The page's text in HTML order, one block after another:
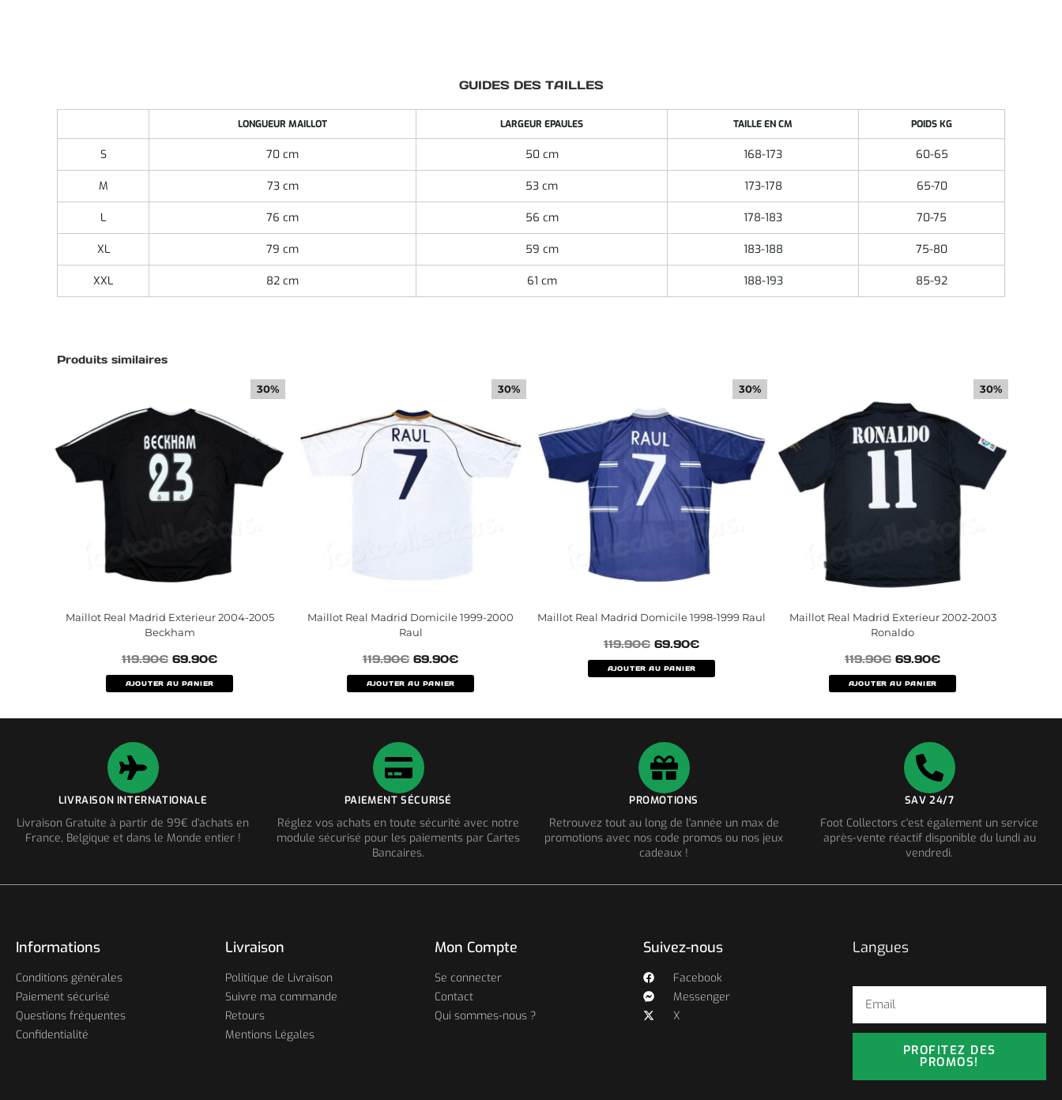
GUIDES DES TAILLES
LONGUEUR MAILLOT LARGEUR EPAULES TAILLE EN CM POIDS KG
S 70 cm 50 cm 168-173 60-65
M 73 cm 53 cm 173-178 65-70
L 76 cm 56 cm 178-183 70-75
XL 79 cm 59 cm 183-188 75-80
XXL 82 cm 61 cm 188-193 85-92
Produits similaires
30%
Maillot Real Madrid Exterieur 2004-2005
Beckham
119.90€ 69.90€
AJOUTER AU PANIER
30%
Maillot Real Madrid Domicile 1999-2000
Raul
119.90€ 69.90€
AJOUTER AU PANIER
30%
Maillot Real Madrid Domicile 1998-1999 Raul
119.90€ 69.90€
AJOUTER AU PANIER
30%
Maillot Real Madrid Exterieur 2002-2003
Ronaldo
119.90€ 69.90€
AJOUTER AU PANIER
LIVRAISON INTERNATIONALE
Livraison Gratuite à partir de 99€ d'achats en
France, Belgique et dans le Monde entier !
PAIEMENT SÉCURISÉ
Réglez vos achats en toute sécurité avec notre
module sécurisé pour les paiements par Cartes
Bancaires.
PROMOTIONS
Retrouvez tout au long de l'année un max de
promotions avec nos code promos ou nos jeux
cadeaux !
SAV 24/7
Foot Collectors c'est également un service
après-vente réactif disponible du lundi au
vendredi.
Informations
Conditions générales
Paiement sécurisé
Questions fréquentes
Confidentialité
Livraison
Politique de Livraison
Suivre ma commande
Retours
Mentions Légales
Mon Compte
Se connecter
Contact
Qui sommes-nous ?
Suivez-nous
Facebook
Messenger
X
Langues
PROFITEZ DES
PROMOS!